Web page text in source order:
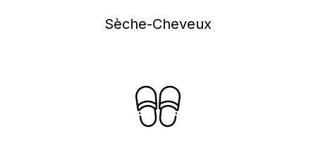
Sèche-Cheveux